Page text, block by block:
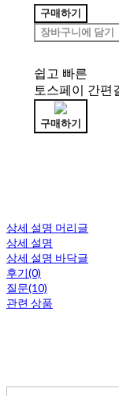
구매하기
장바구니에 담기
쉽고 빠른
토스페이 간편
구매하기
상세 설명 머리글
상세 설명
상세 설명 바닥글
후기(0)
질문(10)
관련 상품